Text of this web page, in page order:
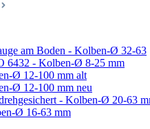
am Boden - Kolben-Ø 32-63
6432 - Kolben-Ø 8-25 mm
Ø 12-100 mm alt
Ø 12-100 mm neu
- Kolben-Ø 20-63
Ø 16-63 mm